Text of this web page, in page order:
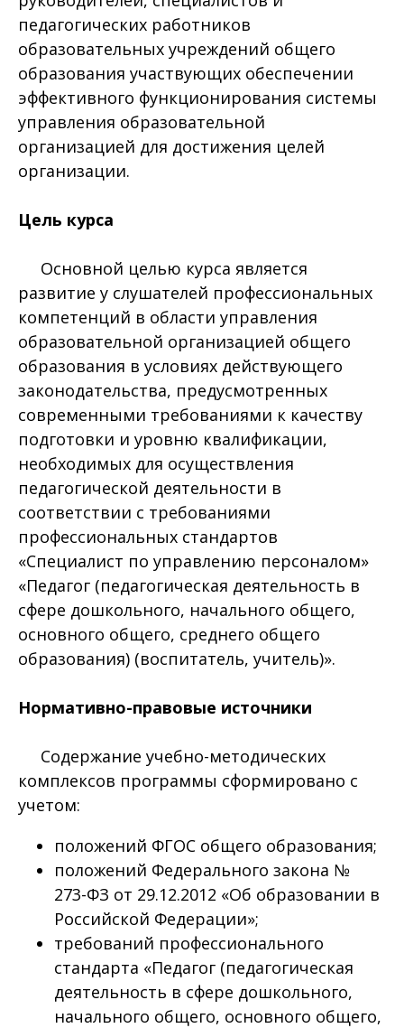
педагогических работников
образовательных учреждений общего
образования участвующих обеспечении
эффективного функционирования системы
управления образовательной
организацией для достижения целей
организации.
Цель курса
Основной целью курса является
развитие у слушателей профессиональных
компетенций в области управления
образовательной организацией общего
образования в условиях действующего
законодательства, предусмотренных
современными требованиями к качеству
подготовки и уровню квалификации,
необходимых для осуществления
педагогической деятельности в
соответствии с требованиями
профессиональных стандартов
«Специалист по управлению персоналом»
«Педагог (педагогическая деятельность в
сфере дошкольного, начального общего,
основного общего, среднего общего
образования) (воспитатель, учитель)».
Нормативно-правовые источники
Содержание учебно-методических
комплексов программы сформировано с
учетом:
положений ФГОС общего образования;
положений Федерального закона №
273-ФЗ от 29.12.2012 «Об образовании в
Российской Федерации»;
требований профессионального
стандарта «Педагог (педагогическая
деятельность в сфере дошкольного,
начального общего, основного общего,